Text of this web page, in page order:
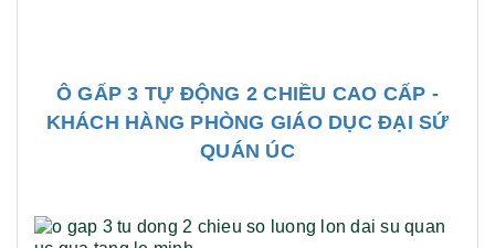
Ô GẤP 3 TỰ ĐỘNG 2 CHIỀU CAO CẤP -
KHÁCH HÀNG PHÒNG GIÁO DỤC ĐẠI SỨ
QUÁN ÚC